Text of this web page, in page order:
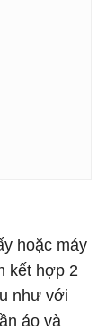
hoặc máy
kết hợp 2
như với
áo và